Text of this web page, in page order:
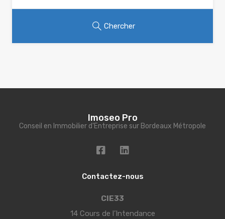
Chercher
Imoseo Pro
Conseil en Immobilier d'Entreprise sur Bordeaux Métropole
Contactez-nous
CIE33
14 Cours de l’Intendance